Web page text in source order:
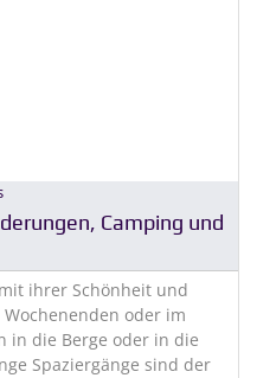
Camping und
ihrer Schönheit und
oder im
in die Berge oder in die
Spaziergänge sind der